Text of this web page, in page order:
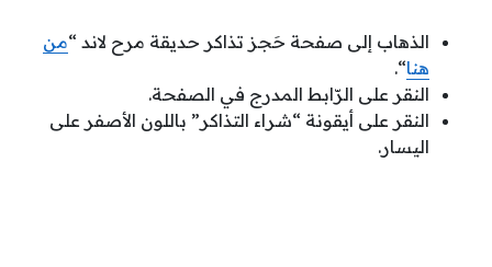
الذهاب إلى صفحة حَجز تذاكر حديقة مرح لاند “من
هنا“.
النقر على الرّابط المدرج في الصفحة.
النقر على أيقونة “شراء التذاكر” باللون الأصفر على
اليسار.